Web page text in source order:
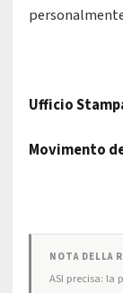
Ufficio
Movimento
NOTA DELLA
ASI precisa: